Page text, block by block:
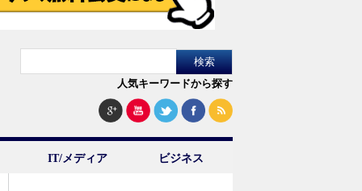
人気キーワードから探す
IT/メディア ビジネス